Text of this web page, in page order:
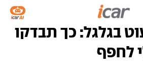
בגלגל: כך תבדקו
לחפף